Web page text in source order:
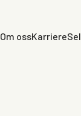
Om ossKarriere